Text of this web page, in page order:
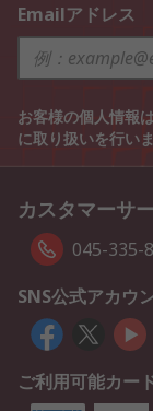
Emailアドレス
お客様の個人情報
に取り扱いを行いま
カスタマーサ
045-335-
SNS公式アカウ
ご利用可能カー